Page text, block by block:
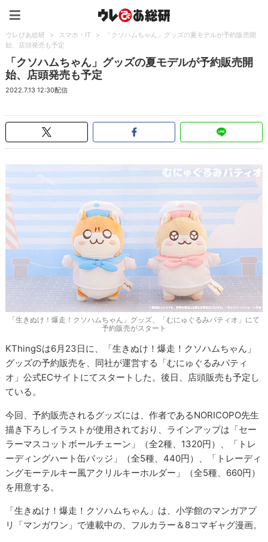
ウレぴあ総研 > スマホ・IT >
「クソハムちゃん」グッズの夏モデルが予約販売開
始、店頭発売も予定
「クソハムちゃん」グッズの夏モデルが予約販売開
始、店頭発売も予定
2022.7.13 12:30配信
「生きぬけ！爆走！クソハムちゃん」グッズ、「むにゅぐるみパティオ」にて
予約販売がスタート
KThingSは6月23日に、「生きぬけ！爆走！クソハムちゃん」
グッズの予約販売を、同社が運営する「むにゅぐるみパティ
オ」公式ECサイトにてスタートした。後日、店頭販売も予定し
ている。
今回、予約販売されるグッズには、作者であるNORICOPO先生
描き下ろしイラストが使用されており、ラインアップは「セー
ラーマスコットボールチェーン」（全2種、1320円）、「トレ
ーディングハート缶バッジ」（全5種、440円）、「トレーディ
ングモーテルキー風アクリルキーホルダー」（全5種、660円）
を用意する。
「生きぬけ！爆走！クソハムちゃん」は、小学館のマンガアプ
リ「マンガワン」で連載中の、フルカラー＆8コマギャグ漫画。